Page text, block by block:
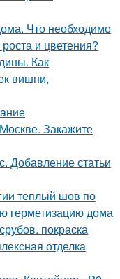
Что необходимо
и цветения?
Как
вишни,
Закажите
Добавление статьи
теплый шов по
герметизацию дома
покраска
отделка